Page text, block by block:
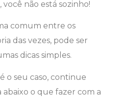
você não está sozinho!
comum entre os
das vezes, pode ser
dicas simples.
o seu caso, continue
abaixo o que fazer com a